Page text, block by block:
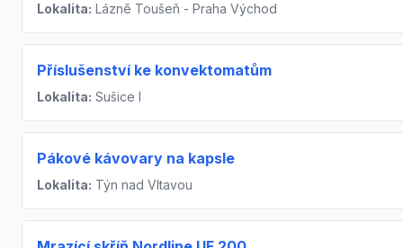
Lokalita: Lázně Toušeň - Praha Východ
Příslušenství ke konvektomatům
Lokalita: Sušice I
Pákové kávovary na kapsle
Lokalita: Týn nad Vltavou